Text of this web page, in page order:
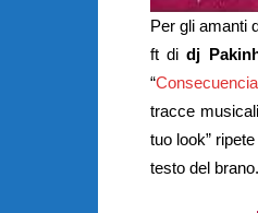
Per gli amanti
ft di dj
“
tracce
tuo look”
testo del brano.